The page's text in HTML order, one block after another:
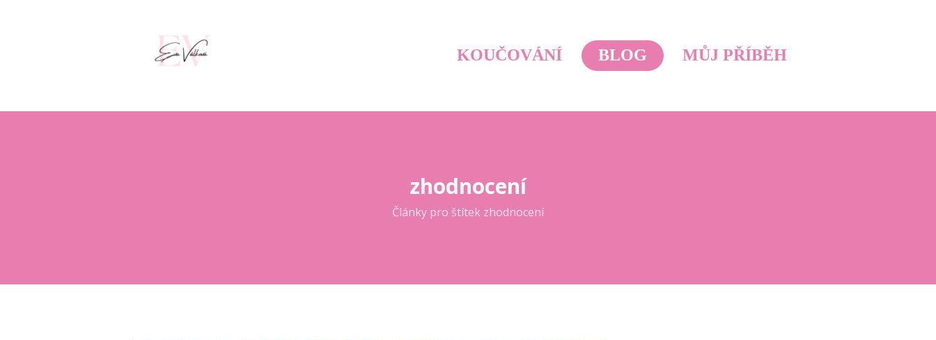
KOUČOVÁNÍ BLOG MŮJ PŘÍBĚH
zhodnocení
Články pro štítek zhodnocení